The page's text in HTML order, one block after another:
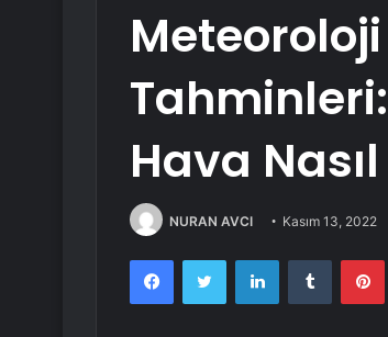
Hava
NURAN AVCI Kasım 13, 2022
FacebookTwitter LinkedInTumblr